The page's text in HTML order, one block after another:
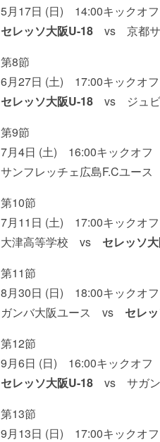
5月17日 (日) 14:00キックオ
セレッソ大阪U-18 vs 京都サ
第8節
6月27日 (土) 17:00キックオ
セレッソ大阪U-18 vs ジュビ
第9節
7月4日 (土) 16:00キックオフ
サンフレッチェ広島F.Cユー
第10節
7月11日 (土) 17:00キックオ
大津高等学校 vs セレッソ
第11節
8月30日 (日) 18:00キックオ
ガンバ大阪ユース vs セレ
第12節
9月6日 (日) 16:00キックオフ
セレッソ大阪U-18 vs サガン
第13節
9月13日 (日) 17:00キックオ